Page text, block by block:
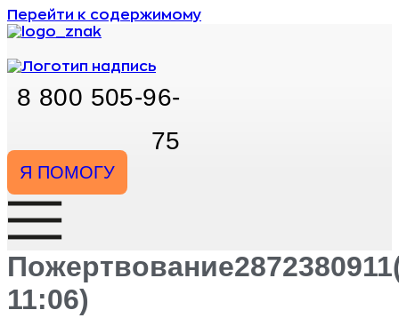
Перейти к содержимому
8 800 505-96-
75
Я ПОМОГУ
11:06)